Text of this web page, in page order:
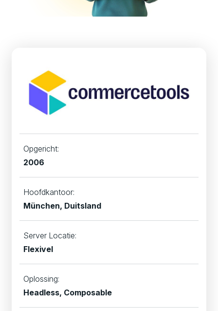
Opgericht:
2006
Hoofdkantoor:
München, Duitsland
Server Locatie:
Flexivel
Oplossing:
Headless, Composable